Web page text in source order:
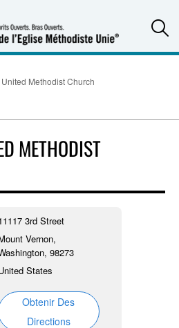
Methodist Church
METHODIST
3rd Street
Vernon,
98273
States
Obtenir Des
Directions